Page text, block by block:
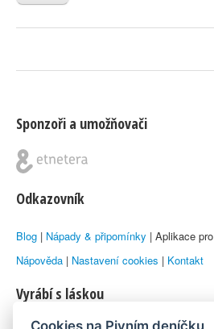
Sponzoři a umožňovači
Odkazovník
Blog | Nápady & připomínky | Aplikace pro
Nápověda | Nastavení cookies | Kontakt
Vyrábí s láskou
Cookies na Pivním deníčku